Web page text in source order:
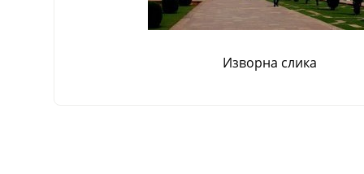
Изворна слика